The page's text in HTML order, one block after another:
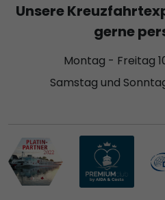
Unsere
gerne
Montag - Freitag
Samstag und